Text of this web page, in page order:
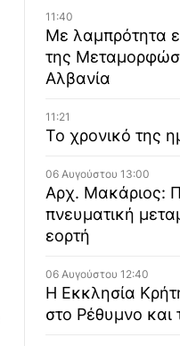
11:40
Με λαμπρότητα
της
Αλβανία
11:21
Το χρονικό της
06 Αυγούστου 13:00
Αρχ. Μακάριος:
πνευματική
εορτή
06 Αυγούστου 12:40
Η Εκκλησία
στο Ρέθυμνο και